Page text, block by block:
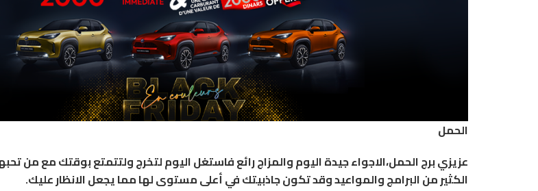
الحمل
عزيزي برج الحمل،الاجواء جيدة اليوم والمزاج رائع فاستغل اليوم لتخرج ولتتمتع بوقتك مع
الكثير من البرامج والمواعيد وقد تكون جاذبيتك في أعلى مستوى لها مما يجعل الانظار عليك.